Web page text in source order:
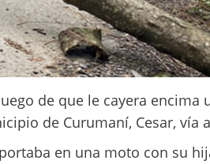
de que le cayera encima
de Curumaní, Cesar, vía
en una moto con su